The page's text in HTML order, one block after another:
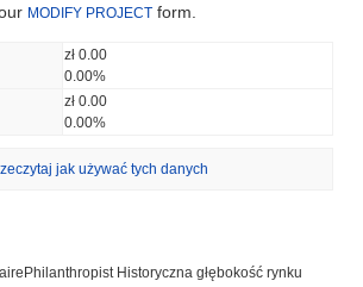
MODIFY PROJECT form.
zł 0.00
0.00%
zł 0.00
0.00%
jak używać tych danych
Historyczna głębokość rynku